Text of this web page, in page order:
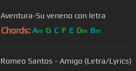
Aventura-Su veneno con letra
Chords: Am G C F E Dm Bm
Romeo Santos - Amigo (Letra/Lyrics)